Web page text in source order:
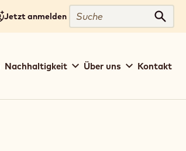
Jetzt anmelden
Suche
Nachhaltigkeit Über uns Kontakt